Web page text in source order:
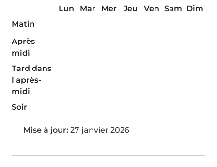
Lun Mar Mer Jeu Ven Sam Dim
Matin
Après
midi
Tard dans
l'après-
midi
Soir
Mise à jour: 27 janvier 2026